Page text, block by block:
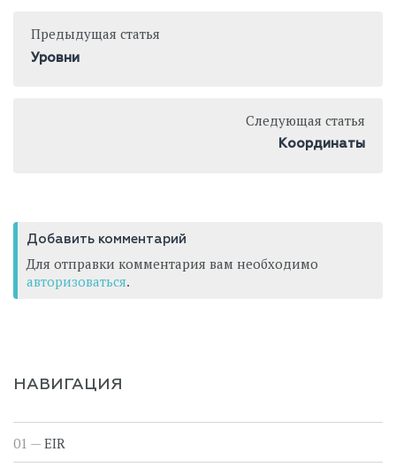
Предыдущая статья
Уровни
Следующая статья
Координаты
Добавить комментарий
Для отправки комментария вам необходимо
авторизоваться.
НАВИГАЦИЯ
EIR